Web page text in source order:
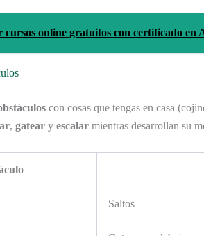
cursos online gratuitos con certificado en
con cosas que tengas en casa
, gatear y escalar mientras desarrollan su
Saltos